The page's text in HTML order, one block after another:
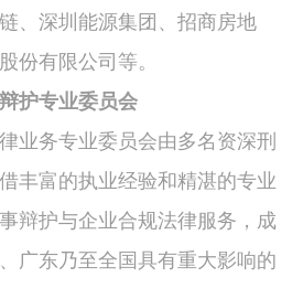
、深圳能源集团、招商房地
份有限公司等。
护专业委员会
业务专业委员会由多名资深刑
丰富的执业经验和精湛的专业
辩护与企业合规法律服务，成
广东乃至全国具有重大影响的